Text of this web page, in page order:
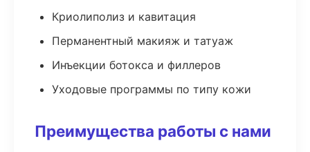
Криолиполиз и кавитация
Перманентный макияж и татуаж
Инъекции ботокса и филлеров
Уходовые программы по типу кожи
Преимущества работы с нами